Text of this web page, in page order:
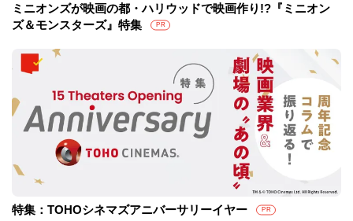
ミニオンズが映画の都・ハリウッドで映画作り!?『ミニオン
ズ＆モンスターズ』特集
PR
特集：TOHOシネマズアニバーサリーイヤー PR